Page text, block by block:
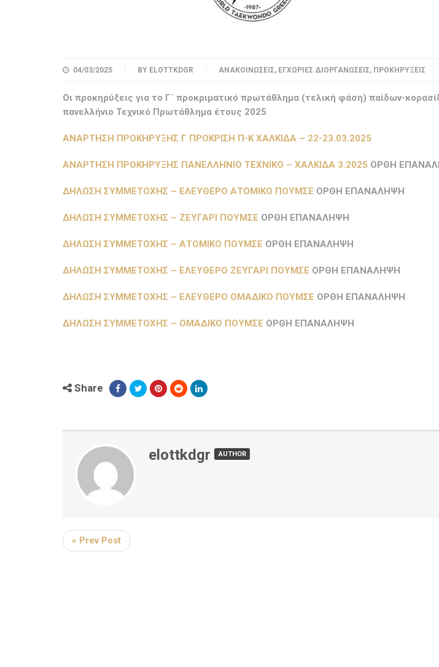
04/03/2025 BY ELOTTKDGR ΑΝΑΚΟΙΝΏΣΕΙΣ, ΕΓΧΏΡΙΕΣ ΔΙΟΡΓΑΝΏΣΕΙΣ, ΠΡΟΚΗΡΎΞΕΙΣ
Οι προκηρύξεις για το Γ΄ προκριματικό πρωτάθλημα (τελική φάση) παίδων-
πανελλήνιο Τεχνικό Πρωτάθλημα έτους 2025
ΑΝΑΡΤΗΣΗ ΠΡΟΚΗΡΥΞΗΣ Γ ΠΡΟΚΡΙΣΗ Π-Κ ΧΑΛΚΙΔΑ – 22-23.03.2025
ΑΝΑΡΤΗΣΗ ΠΡΟΚΗΡΥΞΗΣ ΠΑΝΕΛΛΗΝΙΟ ΤΕΧΝΙΚΟ – ΧΑΛΚΙΔΑ 3.2025 ΟΡΘΗ
ΔΗΛΩΣΗ ΣΥΜΜΕΤΟΧΗΣ – ΕΛΕΥΘΕΡΟ ΑΤΟΜΙΚΟ ΠΟΥΜΣΕ ΟΡΘΗ ΕΠΑΝΑΛΗΨΗ
ΔΗΛΩΣΗ ΣΥΜΜΕΤΟΧΗΣ – ΖΕΥΓΑΡΙ ΠΟΥΜΣΕ ΟΡΘΗ ΕΠΑΝΑΛΗΨΗ
ΔΗΛΩΣΗ ΣΥΜΜΕΤΟΧΗΣ – ΑΤΟΜΙΚΟ ΠΟΥΜΣΕ ΟΡΘΗ ΕΠΑΝΑΛΗΨΗ
ΔΗΛΩΣΗ ΣΥΜΜΕΤΟΧΗΣ – ΕΛΕΥΘΕΡΟ ΖΕΥΓΑΡΙ ΠΟΥΜΣΕ ΟΡΘΗ ΕΠΑΝΑΛΗΨΗ
ΔΗΛΩΣΗ ΣΥΜΜΕΤΟΧΗΣ – ΕΛΕΥΘΕΡΟ ΟΜΑΔΙΚΟ ΠΟΥΜΣΕ ΟΡΘΗ ΕΠΑΝΑΛΗΨΗ
ΔΗΛΩΣΗ ΣΥΜΜΕΤΟΧΗΣ – ΟΜΑΔΙΚΟ ΠΟΥΜΣΕ ΟΡΘΗ ΕΠΑΝΑΛΗΨΗ
Share
elottkdgr AUTHOR
« Prev Post